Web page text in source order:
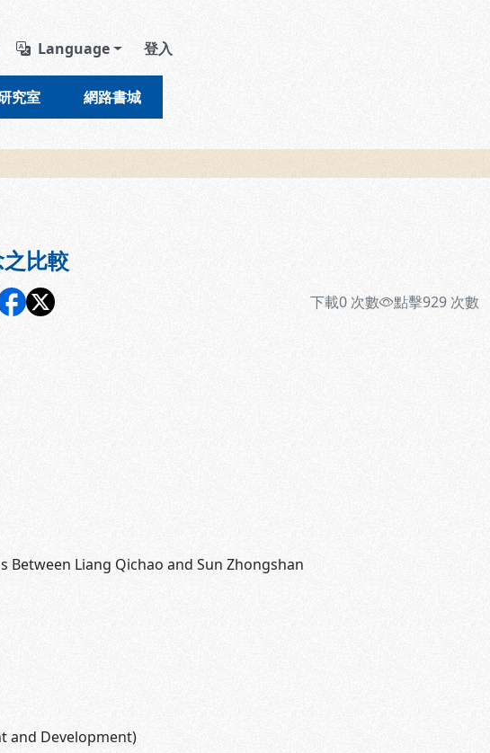
Language 登入
究室 網路書城
比較
下載0 次數 點擊929 次數
Between Liang Qichao and Sun Zhongshan
and Development)